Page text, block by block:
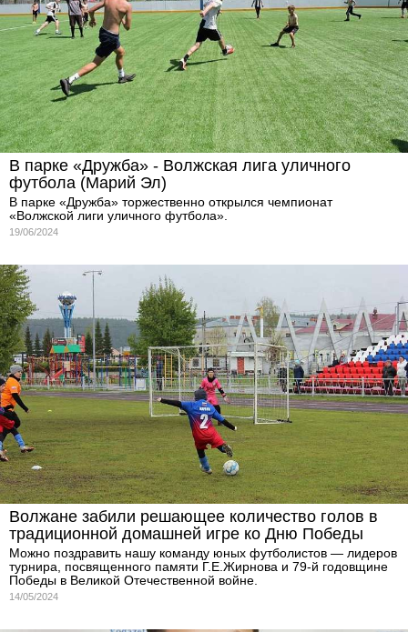
В парке «Дружба» - Волжская лига уличного
футбола (Марий Эл)
В парке «Дружба» торжественно открылся чемпионат
«Волжской лиги уличного футбола».
19/06/2024
Волжане забили решающее количество голов в
традиционной домашней игре ко Дню Победы
Можно поздравить нашу команду юных футболистов — лидеров
турнира, посвященного памяти Г.Е.Жирнова и 79-й годовщине
Победы в Великой Отечественной войне.
14/05/2024